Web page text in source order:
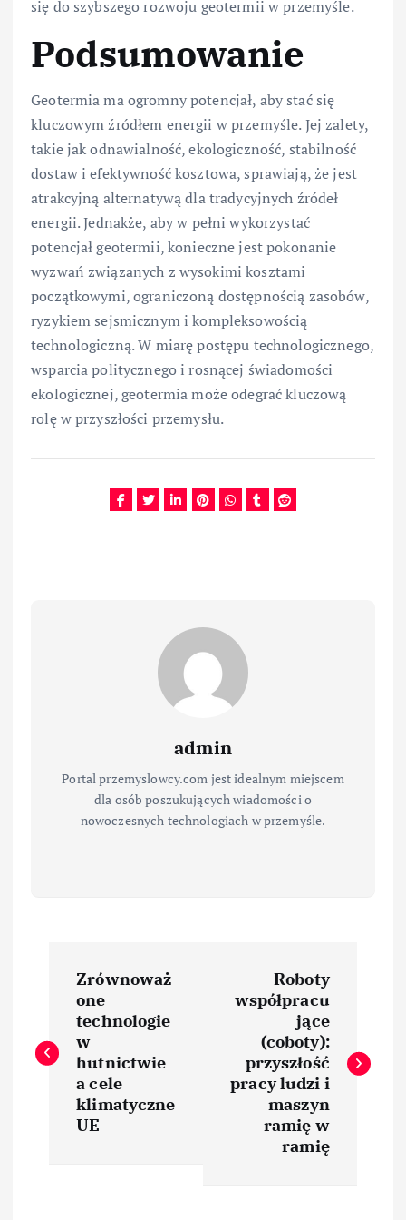
się do szybszego rozwoju geotermii w przemyśle.
Podsumowanie
Geotermia ma ogromny potencjał, aby stać się
kluczowym źródłem energii w przemyśle. Jej zalety,
takie jak odnawialność, ekologiczność, stabilność
dostaw i efektywność kosztowa, sprawiają, że jest
atrakcyjną alternatywą dla tradycyjnych źródeł
energii. Jednakże, aby w pełni wykorzystać
potencjał geotermii, konieczne jest pokonanie
wyzwań związanych z wysokimi kosztami
początkowymi, ograniczoną dostępnością zasobów,
ryzykiem sejsmicznym i kompleksowością
technologiczną. W miarę postępu technologicznego,
wsparcia politycznego i rosnącej świadomości
ekologicznej, geotermia może odegrać kluczową
rolę w przyszłości przemysłu.
admin
Portal przemyslowcy.com jest idealnym miejscem
dla osób poszukujących wiadomości o
nowoczesnych technologiach w przemyśle.
w
Zrównoważ
one
technologie
w
hutnictwie
a cele
klimatyczne
UE
Roboty
współpracu
jące
(coboty):
przyszłość
pracy ludzi i
maszyn
ramię w
ramię